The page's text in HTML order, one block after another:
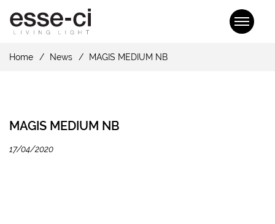
Home News MAGIS MEDIUM NB
MAGIS MEDIUM NB
17/04/2020